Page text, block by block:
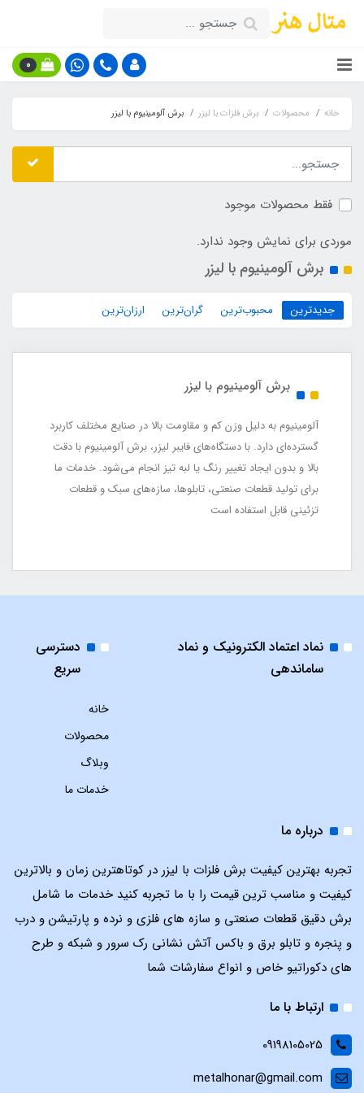
0
خانه محصولات برش فلزات با لیزر برش آلومینیوم با لیزر
فقط محصولات موجود
موردی برای نمایش وجود ندارد.
برش آلومینیوم با لیزر
جدیدترین محبوب‌ترین گران‌ترین ارزان‌ترین
برش آلومینیوم با لیزر
آلومینیوم به دلیل وزن کم و مقاومت بالا در صنایع مختلف کاربرد
گسترده‌ای دارد. با دستگاه‌های فایبر لیزر، برش آلومینیوم با دقت
بالا و بدون ایجاد تغییر رنگ یا لبه تیز انجام می‌شود. خدمات ما
برای تولید قطعات صنعتی، تابلوها، سازه‌های سبک و قطعات
تزئینی قابل استفاده است
نماد اعتماد الکترونیک و نماد
ساماندهی
دسترسی
سریع
خانه
محصولات
وبلاگ
خدمات ما
درباره ما
تجربه بهترین کیفیت برش فلزات با لیزر در کوتاهترین زمان و بالاترین
کیفیت و مناسب ترین قیمت را با ما تجربه کنید خدمات ما شامل
برش دقیق قطعات صنعتی و سازه های فلزی و نرده و پارتیشن و درب
و پنجره و تابلو برق و باکس آتش نشانی رک سرور و شبکه و طرح
های دکوراتیو خاص و انواع سفارشات شما
ارتباط با ما
09198105025
metalhonar@gmail.com